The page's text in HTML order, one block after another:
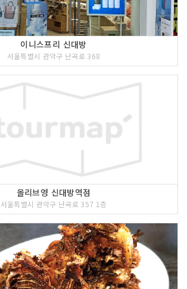
이니스프리 신대방
서울특별시 관악구 난곡로 368
올리브영 신대방역점
서울특별시 관악구 난곡로 357 1층